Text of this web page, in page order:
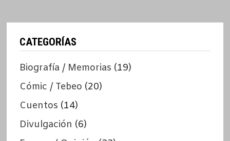
CATEGORÍAS
Biografía / Memorias (19)
Cómic / Tebeo (20)
Cuentos (14)
Divulgación (6)